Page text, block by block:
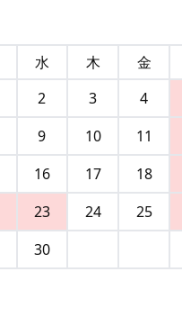
水 木 金
2 3 4
9 10 11
16 17 18
23 24 25
30